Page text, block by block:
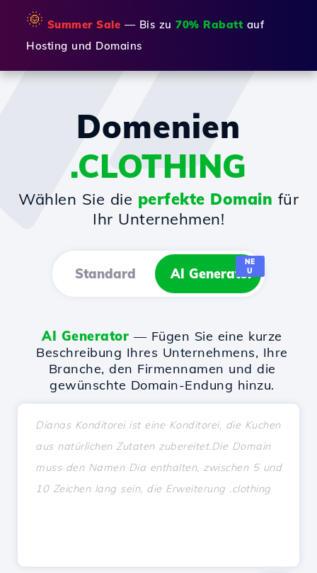
🌞 Summer Sale — Bis zu 70% Rabatt auf
Hosting und Domains
Domenien
.CLOTHING
Wählen Sie die perfekte Domain für
Ihr Unternehmen!
Standard AI Generator
NE
U
AI Generator — Fügen Sie eine kurze
Beschreibung Ihres Unternehmens, Ihre
Branche, den Firmennamen und die
gewünschte Domain-Endung hinzu.